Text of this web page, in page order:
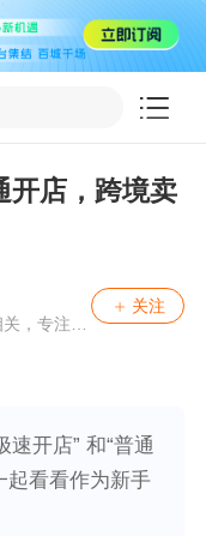
开店，跨境卖
，专注、
关注
速开店” 和“普通
起看看作为新手